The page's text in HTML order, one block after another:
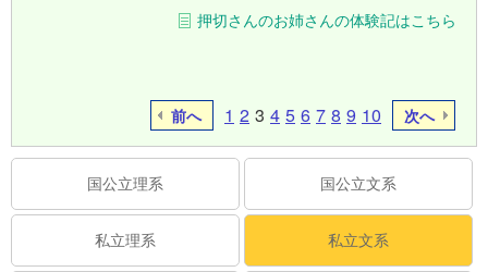
押切さんのお姉さんの体験記はこちら
前へ 1 2 3 4 5 6 7 8 9 10 次へ
国公立理系 国公立文系
私立理系 私立文系